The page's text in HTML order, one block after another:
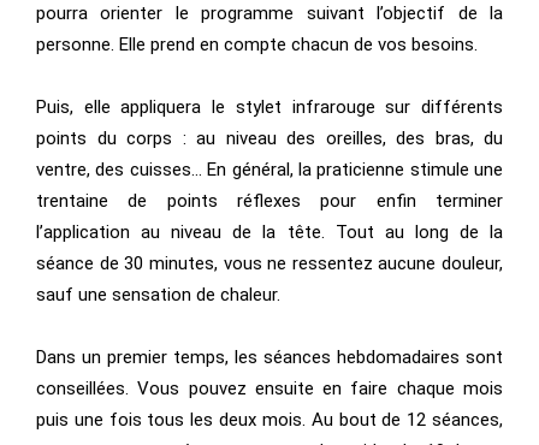
pourra orienter le programme suivant l’objectif de la
personne. Elle prend en compte chacun de vos besoins.
Puis, elle appliquera le stylet infrarouge sur différents
points du corps : au niveau des oreilles, des bras, du
ventre, des cuisses… En général, la praticienne stimule une
trentaine de points réflexes pour enfin terminer
l’application au niveau de la tête. Tout au long de la
séance de 30 minutes, vous ne ressentez aucune douleur,
sauf une sensation de chaleur.
Dans un premier temps, les séances hebdomadaires sont
conseillées. Vous pouvez ensuite en faire chaque mois
puis une fois tous les deux mois. Au bout de 12 séances,